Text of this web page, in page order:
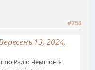
#758
13, 2024,
Радіо Чемпіон є